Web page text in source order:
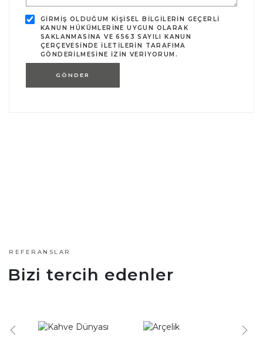
GIRMIŞ OLDUĞUM KIŞISEL BILGILERIN GEÇERLI
KANUN HÜKÜMLERINE UYGUN OLARAK
SAKLANMASINA VE 6563 SAYILI KANUN
ÇERÇEVESINDE ILETILERIN TARAFIMA
GÖNDERILMESINE IZIN VERIYORUM.
GÖNDER
REFERANSLAR
Bizi tercih edenler